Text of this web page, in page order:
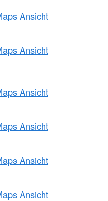
Ansicht
Ansicht
Ansicht
Ansicht
Ansicht
Ansicht